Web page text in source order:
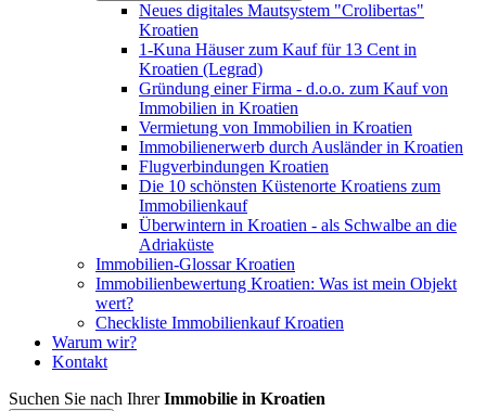
Neues digitales Mautsystem "Crolibertas"
Kroatien
1-Kuna Häuser zum Kauf für 13 Cent in
Kroatien (Legrad)
Gründung einer Firma - d.o.o. zum Kauf von
Immobilien in Kroatien
Vermietung von Immobilien in Kroatien
Immobilienerwerb durch Ausländer in Kroatien
Flugverbindungen Kroatien
Die 10 schönsten Küstenorte Kroatiens zum
Immobilienkauf
Überwintern in Kroatien - als Schwalbe an die
Adriaküste
Immobilien-Glossar Kroatien
Immobilienbewertung Kroatien: Was ist mein Objekt
wert?
Checkliste Immobilienkauf Kroatien
Warum wir?
Kontakt
Suchen Sie nach IhrerImmobilie in Kroatien